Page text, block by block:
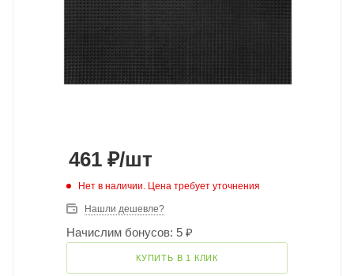
461 ₽/шт
Нет в наличии. Цена требует уточнения
Нашли дешевле?
Начислим бонусов: 5 ₽
КУПИТЬ В 1 КЛИК